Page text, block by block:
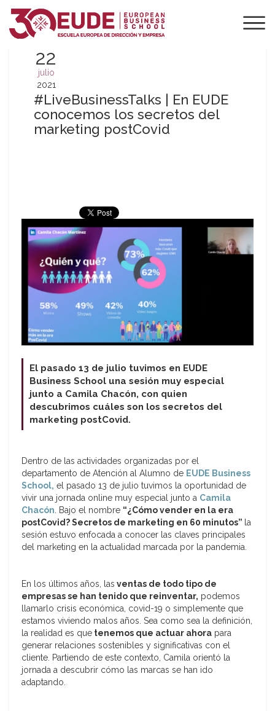
22
julio
2021
#LiveBusinessTalks | En EUDE
conocemos los secretos del
marketing postCovid
El pasado 13 de julio tuvimos en EUDE
Business School una sesión muy especial
junto a Camila Chacón, con quien
descubrimos cuáles son los secretos del
marketing postCovid.
Dentro de las actividades organizadas por el
departamento de Atención al Alumno de EUDE Business
School, el pasado 13 de julio tuvimos la oportunidad de
vivir una jornada online muy especial junto a Camila
Chacón. Bajo el nombre “¿Cómo vender en la era
postCovid? Secretos de marketing en 60 minutos” la
sesión estuvo enfocada a conocer las claves principales
del marketing en la actualidad marcada por la pandemia.
En los últimos años, las ventas de todo tipo de
empresas se han tenido que reinventar, podemos
llamarlo crisis económica, covid-19 o simplemente que
estamos viviendo malos años. Sea como sea la definición,
la realidad es que tenemos que actuar ahora para
generar relaciones sostenibles y significativas con el
cliente. Partiendo de este contexto, Camila orientó la
jornada a descubrir cómo las marcas se han ido
adaptando.